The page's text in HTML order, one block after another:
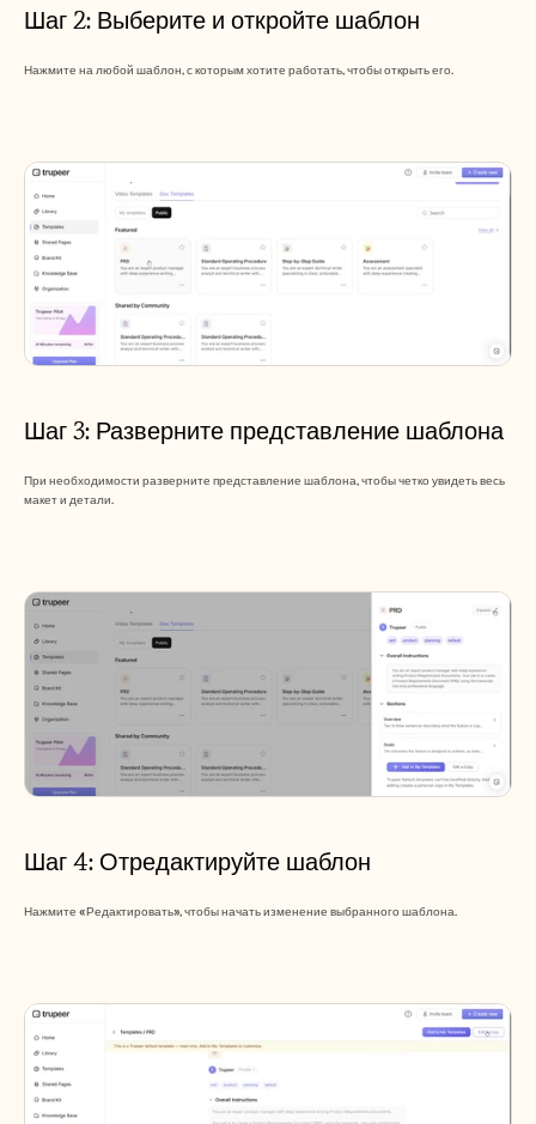
Шаг 2: Выберите и откройте шаблон
Нажмите на любой шаблон, с которым хотите работать, чтобы открыть его.
Шаг 3: Разверните представление шаблона
При необходимости разверните представление шаблона, чтобы четко увидеть весь
макет и детали.
Шаг 4: Отредактируйте шаблон
Нажмите «Редактировать», чтобы начать изменение выбранного шаблона.